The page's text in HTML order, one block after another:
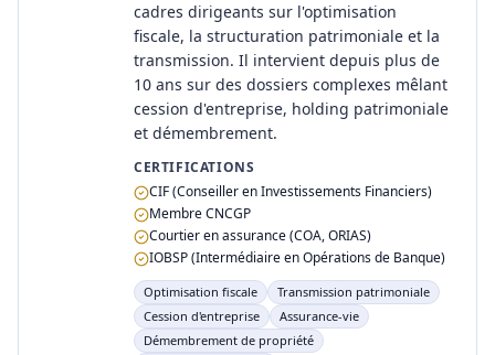
cadres dirigeants sur l'optimisation
fiscale, la structuration patrimoniale et la
transmission. Il intervient depuis plus de
10 ans sur des dossiers complexes mêlant
cession d'entreprise, holding patrimoniale
et démembrement.
CERTIFICATIONS
CIF (Conseiller en Investissements Financiers)
Membre CNCGP
Courtier en assurance (COA, ORIAS)
IOBSP (Intermédiaire en Opérations de Banque)
Optimisation fiscale
Transmission patrimoniale
Cession d'entreprise
Assurance-vie
Démembrement de propriété